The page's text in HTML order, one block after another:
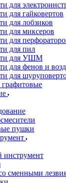
для
для гайковертов
для лобзиков
для миксеров
для
для пил
для УШМ
для фенов и
для
пушки
инструмент
сменными